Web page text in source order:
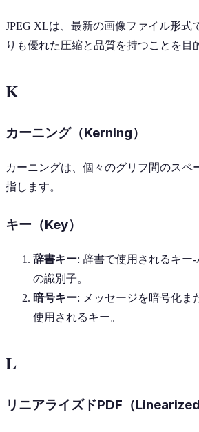
JPEG XLは、最新の画像ファイル形式
りも優れた圧縮と品質を持つことを目
K
カーニング（Kerning）
カーニングは、個々のグリフ間のスペ
指します。
キー（Key）
辞書キー: 辞書で使用されるキー
の識別子。
暗号キー: メッセージを暗号化ま
使用されるキー。
L
リニアライズドPDF（Linearized